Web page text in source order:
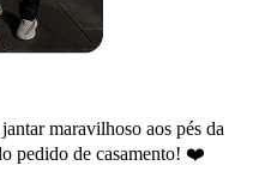
maravilhoso aos pés da
pedido de casamento! ❤️